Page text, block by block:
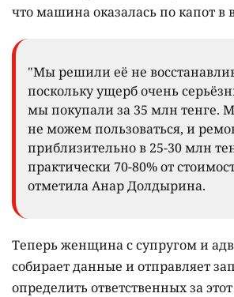
что машина оказалась по капот в
"Мы решили её не
поскольку ущерб очень
мы покупали за 35 млн тенге.
не можем пользоваться, и
приблизительно в 25-30 млн
практически 70-80% от
отметила Анар Долдырина.
Теперь женщина с супругом и
собирает данные и отправляет
определить ответственных за